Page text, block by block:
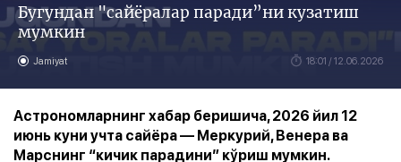
Бугундан "сайёралар паради”ни кузатиш
мумкин
Jamiyat 18:01 / 12.06.2026
Астрономларнинг хабар беришича, 2026 йил 12
июнь куни учта сайёра — Меркурий, Венера ва
Марснинг “кичик парадини” кўриш мумкин.